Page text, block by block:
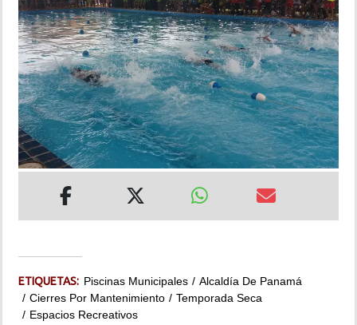
DEPORTES
MUNDO
INSÓLITAS
MULTIMEDIA
ETIQUETAS: Piscinas Municipales
Alcaldía De Panamá
Cierres Por Mantenimiento
Temporada Seca
Espacios Recreativos